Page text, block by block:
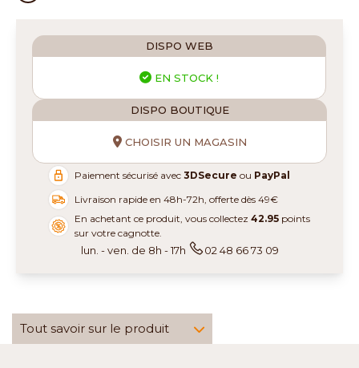
DISPO WEB
EN STOCK !
DISPO BOUTIQUE
CHOISIR UN MAGASIN
Paiement sécurisé avec3DSecure ou PayPal
Livraison rapide en 48h-72h, offerte dès 49€
En achetant ce produit, vous collectez42.95 points
sur votre cagnotte.
lun. - ven. de 8h - 17h 02 48 66 73 09
Tout savoir sur le produit